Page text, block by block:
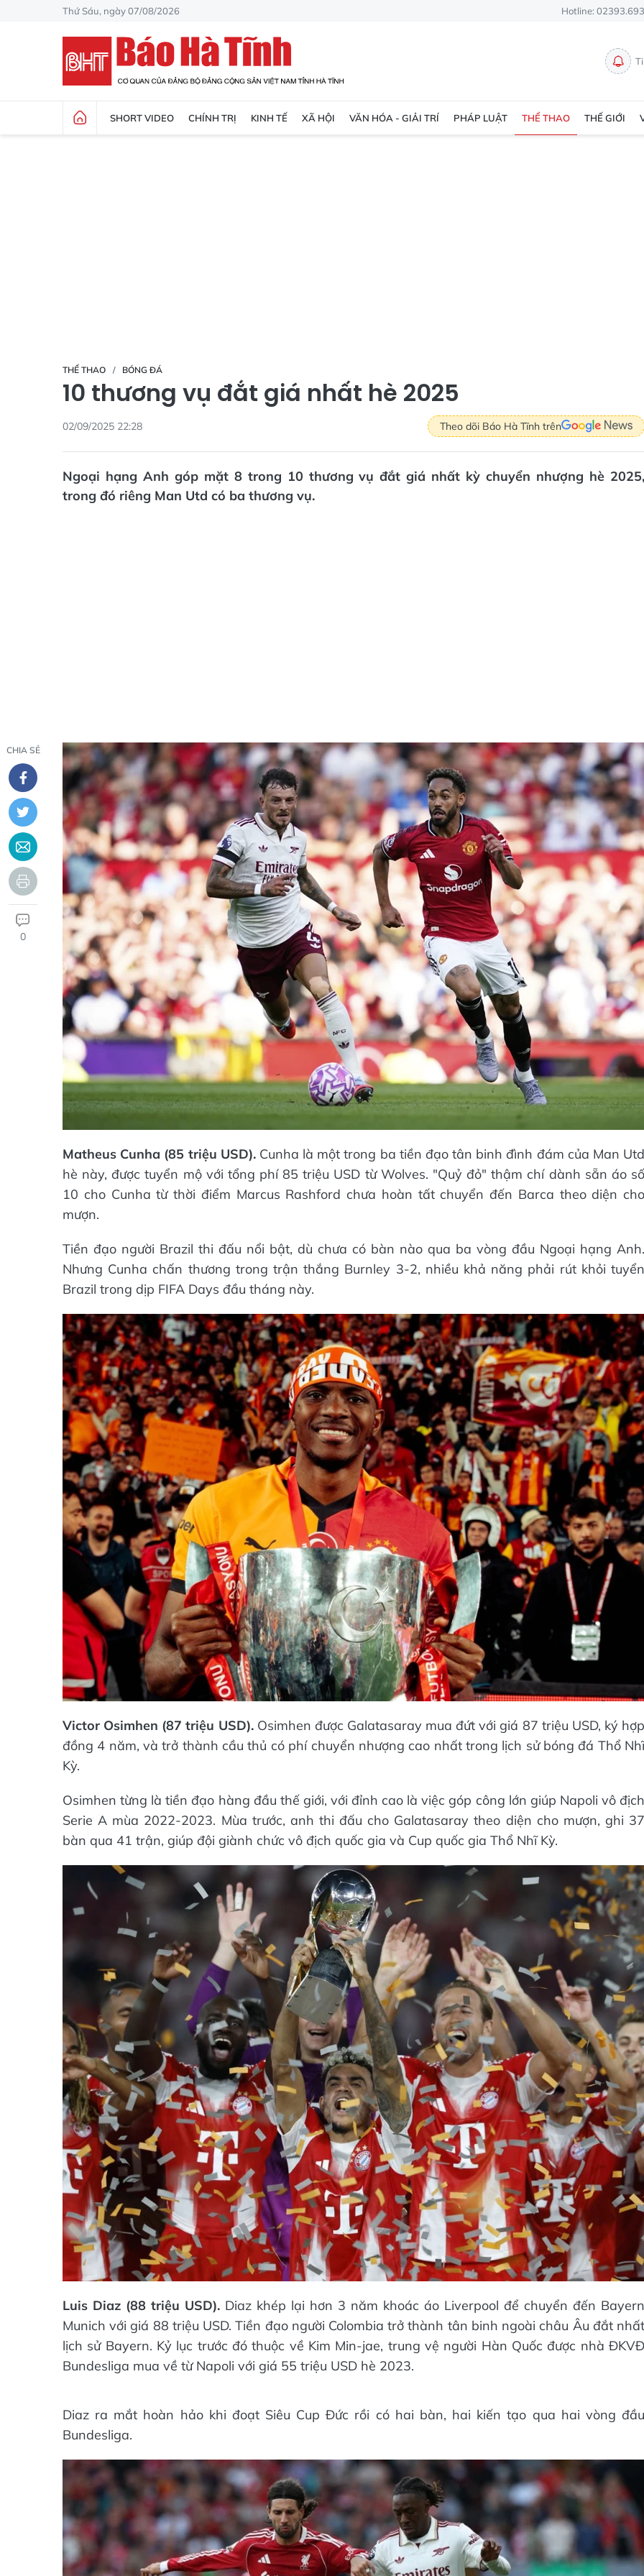
Thứ Sáu, ngày 07/08/2026 Hotline:
SHORT VIDEO CHÍNH TRỊ KINH TẾ XÃ HỘI VĂN HÓA - GIẢI TRÍ PHÁP LUẬT THỂ THAO THẾ GIỚI
THỂ THAO BÓNG ĐÁ
10 thương vụ đắt giá nhất hè 2025
02/09/2025 22:28 Theo dõi Báo Hà Tĩnh trên
Ngoại hạng Anh góp mặt 8 trong 10 thương vụ đắt giá nhất kỳ chuyển nhượng hè 2025,
trong đó riêng Man Utd có ba thương vụ.
CHIA SẺ
0
Matheus Cunha (85 triệu USD). Cunha là một trong ba tiền đạo tân binh đình đám của Man Utd
hè này, được tuyển mộ với tổng phí 85 triệu USD từ Wolves. "Quỷ đỏ" thậm chí dành sẵn áo số
10 cho Cunha từ thời điểm Marcus Rashford chưa hoàn tất chuyển đến Barca theo diện cho
mượn.
Tiền đạo người Brazil thi đấu nổi bật, dù chưa có bàn nào qua ba vòng đầu Ngoại hạng Anh.
Nhưng Cunha chấn thương trong trận thắng Burnley 3-2, nhiều khả năng phải rút khỏi tuyển
Brazil trong dịp FIFA Days đầu tháng này.
Victor Osimhen (87 triệu USD).Osimhen được Galatasaray mua đứt với giá 87 triệu USD, ký hợp
đồng 4 năm, và trở thành cầu thủ có phí chuyển nhượng cao nhất trong lịch sử bóng đá Thổ Nhĩ
Kỳ.
Osimhen từng là tiền đạo hàng đầu thế giới, với đỉnh cao là việc góp công lớn giúp Napoli vô địch
Serie A mùa 2022-2023. Mùa trước, anh thi đấu cho Galatasaray theo diện cho mượn, ghi 37
bàn qua 41 trận, giúp đội giành chức vô địch quốc gia và Cup quốc gia Thổ Nhĩ Kỳ.
Luis Diaz (88 triệu USD). Diaz khép lại hơn 3 năm khoác áo Liverpool để chuyển đến Bayern
Munich với giá 88 triệu USD. Tiền đạo người Colombia trở thành tân binh ngoài châu Âu đắt nhất
lịch sử Bayern. Kỷ lục trước đó thuộc về Kim Min-jae, trung vệ người Hàn Quốc được nhà ĐKVĐ
Bundesliga mua về từ Napoli với giá 55 triệu USD hè 2023.
Diaz ra mắt hoàn hảo khi đoạt Siêu Cup Đức rồi có hai bàn, hai kiến tạo qua hai vòng đầu
Bundesliga.